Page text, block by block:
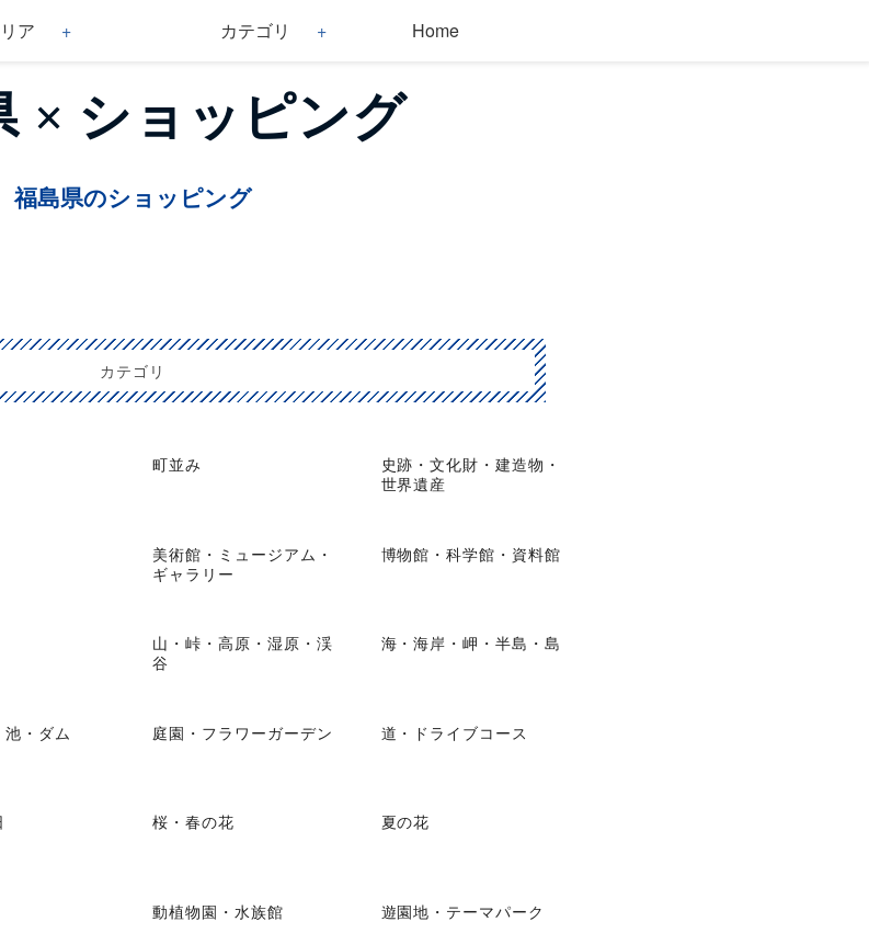
ア カテゴリ Home
× ショッピング
福島県のショッピング
カテゴリ
町並み
史跡・文化財・建造物・
世界遺産
美術館・ミュージアム・
ギャラリー
博物館・科学館・資料館
山・峠・高原・湿原・渓
谷
海・海岸・岬・半島・島
・ダム 庭園・フラワーガーデン 道・ドライブコース
桜・春の花 夏の花
動植物園・水族館 遊園地・テーマパーク